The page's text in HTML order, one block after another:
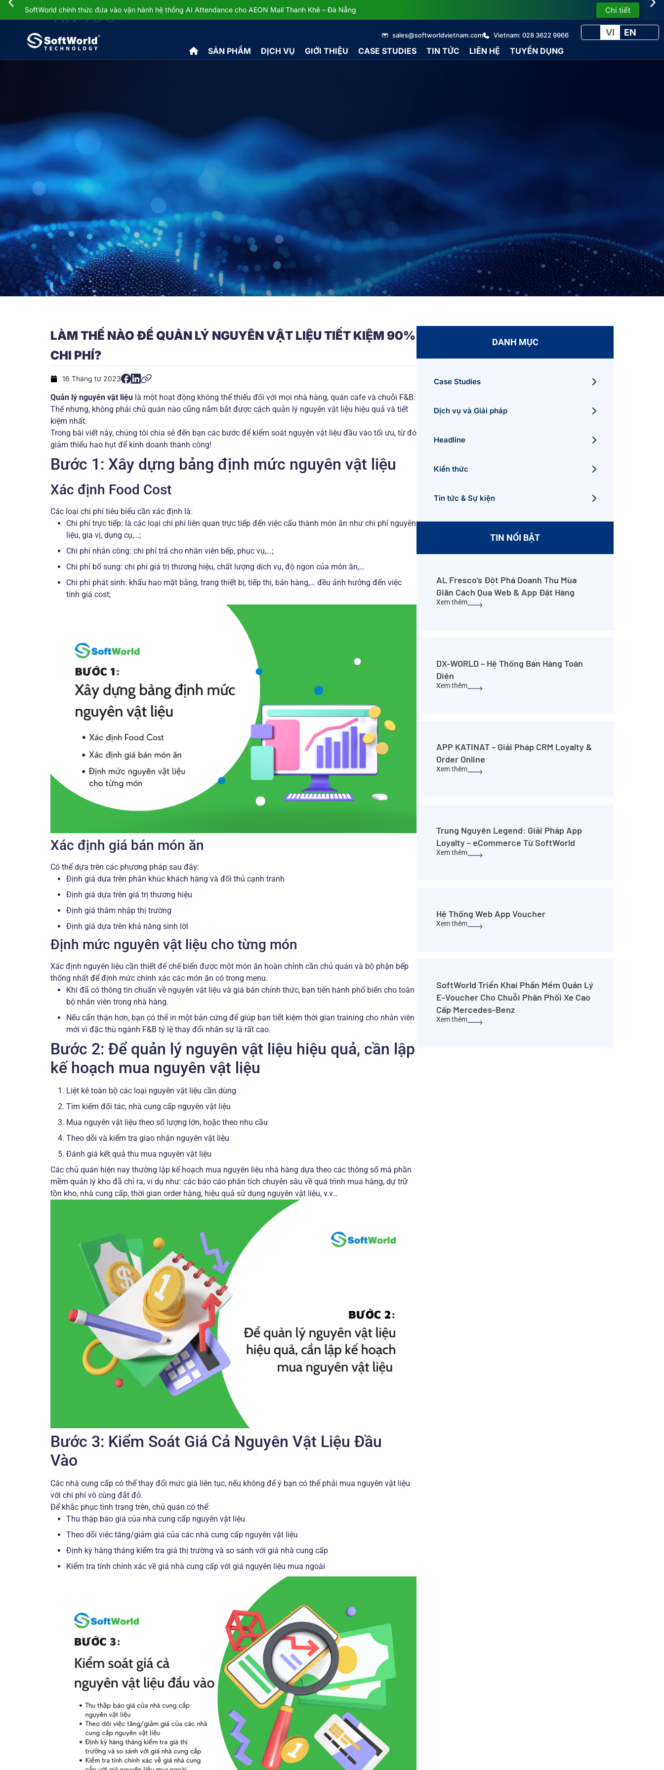
SoftWorld chính thức đưa vào vận hành hệ thống AI Attendance cho AEON Mall Thanh Khê – Đà Nẵng Chi tiết
sales@softworldvietnam.com Vietnam: 028 3622 9966
SẢN PHẨM DỊCH VỤ GIỚI THIỆU CASE STUDIES TIN TỨC LIÊN HỆ TUYỂN DỤNG
VI EN
TIN TỨC
LÀM THẾ NÀO ĐỂ QUẢN LÝ NGUYÊN VẬT LIỆU TIẾT KIỆM 90%
CHI PHÍ?
16 Tháng tư 2023
Quản lý nguyên vật liệu là một hoạt động không thể thiếu đối với mọi nhà hàng, quán cafe và chuỗi F&B.
Thế nhưng, không phải chủ quán nào cũng nắm bắt được cách quản lý nguyên vật liệu hiệu quả và tiết
kiệm nhất.
Trong bài viết này, chúng tôi chia sẻ đến bạn các bước để kiểm soát nguyên vật liệu đầu vào tối ưu, từ đó
giảm thiểu hao hụt để kinh doanh thành công!
Bước 1: Xây dựng bảng định mức nguyên vật liệu
Xác định Food Cost
Các loại chi phí tiêu biểu cần xác định là:
Chi phí trực tiếp: là các loại chi phí liên quan trực tiếp đến việc cấu thành món ăn như chi phí nguyên
liệu, gia vị, dụng cụ,…;
Chi phí nhân công: chi phí trả cho nhân viên bếp, phục vụ,…;
Chi phí bổ sung: chi phí giá trị thương hiệu, chất lượng dịch vụ, độ ngon của món ăn,…
Chi phí phát sinh: khấu hao mặt bằng, trang thiết bị, tiếp thị, bán hàng,… đều ảnh hưởng đến việc
tính giá cost;
Xác định giá bán món ăn
Có thể dựa trên các phương pháp sau đây:
Định giá dựa trên phân khúc khách hàng và đối thủ cạnh tranh
Định giá dựa trên giá trị thương hiệu
Định giá thâm nhập thị trường
Định giá dựa trên khả năng sinh lời
Định mức nguyên vật liệu cho từng món
Xác định nguyên liệu cần thiết để chế biến được một món ăn hoàn chỉnh cần chủ quán và bộ phận bếp
thống nhất để định mức chính xác các món ăn có trong menu.
Khi đã có thông tin chuẩn về nguyên vật liệu và giá bán chính thức, bạn tiến hành phổ biến cho toàn
bộ nhân viên trong nhà hàng.
Nếu cẩn thận hơn, bạn có thể in một bản cứng để giúp bạn tiết kiệm thời gian training cho nhân viên
mới vì đặc thù ngành F&B tỷ lệ thay đổi nhân sự là rất cao.
Bước 2: Để quản lý nguyên vật liệu hiệu quả, cần lập
kế hoạch mua nguyên vật liệu
Liệt kê toàn bộ các loại nguyên vật liệu cần dùng
Tìm kiếm đối tác, nhà cung cấp nguyên vật liệu
Mua nguyên vật liệu theo số lượng lớn, hoặc theo nhu cầu
Theo dõi và kiểm tra giao nhận nguyên vật liệu
Đánh giá kết quả thu mua nguyên vật liệu
Các chủ quán hiện nay thường lập kế hoạch mua nguyên liệu nhà hàng dựa theo các thông số mà phần
mềm quản lý kho đã chỉ ra, ví dụ như: các báo cáo phân tích chuyên sâu về quá trình mua hàng, dự trữ
tồn kho, nhà cung cấp, thời gian order hàng, hiệu quả sử dụng nguyên vật liệu, v.v…
Bước 3: Kiểm Soát Giá Cả Nguyên Vật Liệu Đầu
Vào
Các nhà cung cấp có thể thay đổi mức giá liên tục, nếu không để ý bạn có thể phải mua nguyên vật liệu
với chi phí vô cùng đắt đỏ.
Để khắc phục tình trạng trên, chủ quán có thể:
Thu thập báo giá của nhà cung cấp nguyên vật liệu
Theo dõi việc tăng/giảm giá của các nhà cung cấp nguyên vật liệu
Định kỳ hàng tháng kiểm tra giá thị trường và so sánh với giá nhà cung cấp
Kiểm tra tính chính xác về giá nhà cung cấp với giá nguyên liệu mua ngoài
DANH MỤC
Case Studies
Dịch vụ và Giải pháp
Headline
Kiến thức
Tin tức & Sự kiện
TIN NỔI BẬT
AL Fresco’s Đột Phá Doanh Thu Mùa
Giãn Cách Qua Web & App Đặt Hàng
Xem thêm
DX-WORLD – Hệ Thống Bán Hàng Toàn
Diện
Xem thêm
APP KATINAT – Giải Pháp CRM Loyalty &
Order Online
Xem thêm
Trung Nguyên Legend: Giải Pháp App
Loyalty – eCommerce Từ SoftWorld
Xem thêm
Hệ Thống Web App Voucher
Xem thêm
SoftWorld Triển Khai Phần Mềm Quản Lý
E-Voucher Cho Chuỗi Phân Phối Xe Cao
Cấp Mercedes-Benz
Xem thêm